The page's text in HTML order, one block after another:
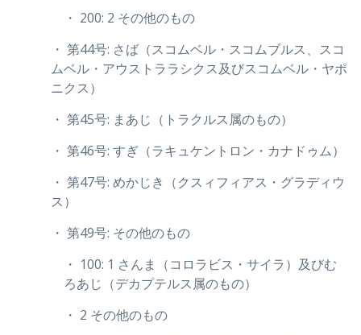
・ 200: 2 その他のもの
・ 第44号: さば（スコムベル・スコムブルス、スコ
ムベル・アウストララシクス及びスコムベル・ヤポ
ニクス）
・ 第45号: まあじ（トラクルス属のもの）
・ 第46号: すぎ（ラキュケントロン・カナドゥム）
・ 第47号: めかじき（クスィフィアス・グラディウ
ス）
・ 第49号: その他のもの
・ 100: 1 さんま（コロラビス・サイラ）及びむ
ろあじ（デカプテルス属のもの）
・ 2 その他のもの